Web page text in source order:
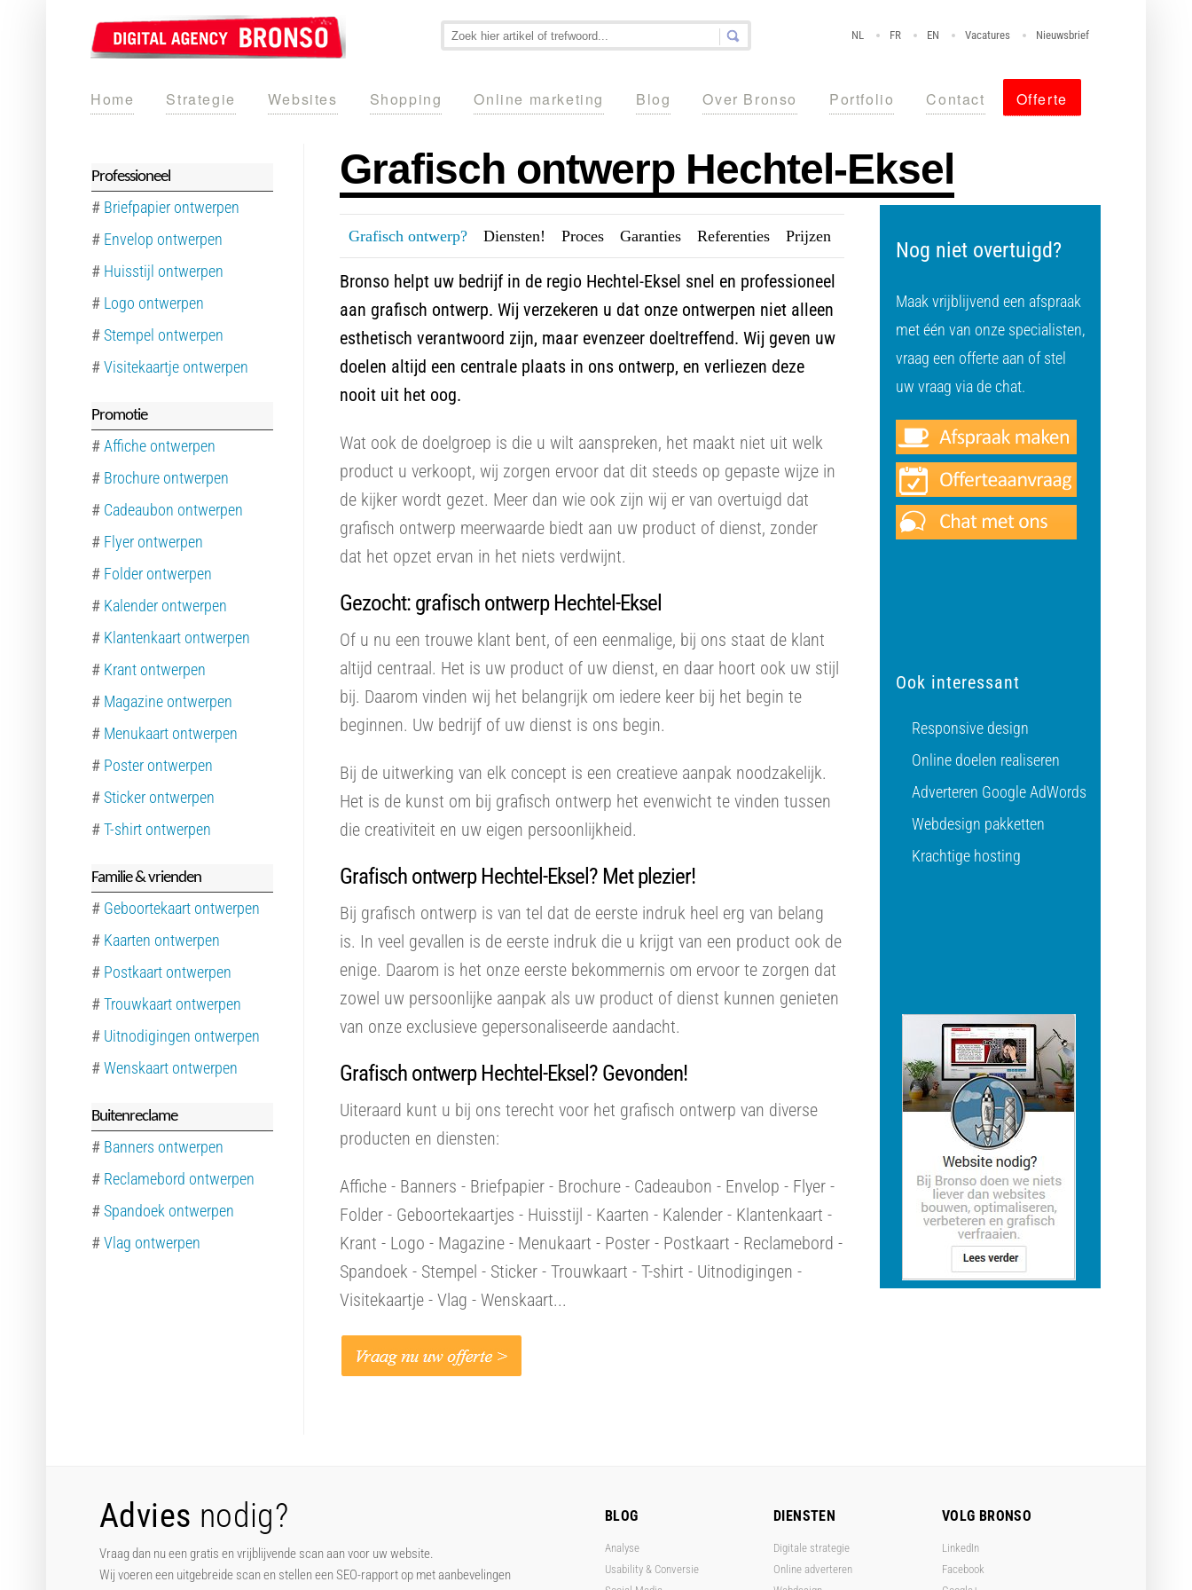
NL FR EN Vacatures Nieuwsbrief
Home Strategie Websites Shopping Online marketing Blog Over Bronso Portfolio Contact Offerte
Grafisch ontwerp Hechtel-Eksel
Nog niet overtuigd?
Maak vrijblijvend een afspraak
met één van onze specialisten,
vraag een offerte aan of stel
uw vraag via de chat.
Ook interessant
Responsive design
Online doelen realiseren
Adverteren Google AdWords
Webdesign pakketten
Krachtige hosting
Grafisch ontwerp?--- Diensten! Proces--- Garanties--- Referenties--- Prijzen
Bronso helpt uw bedrijf in de regio Hechtel-Eksel snel en professioneel
aan grafisch ontwerp. Wij verzekeren u dat onze ontwerpen niet alleen
esthetisch verantwoord zijn, maar evenzeer doeltreffend. Wij geven uw
doelen altijd een centrale plaats in ons ontwerp, en verliezen deze
nooit uit het oog.
Wat ook de doelgroep is die u wilt aanspreken, het maakt niet uit welk
product u verkoopt, wij zorgen ervoor dat dit steeds op gepaste wijze in
de kijker wordt gezet. Meer dan wie ook zijn wij er van overtuigd dat
grafisch ontwerp meerwaarde biedt aan uw product of dienst, zonder
dat het opzet ervan in het niets verdwijnt.
Gezocht: grafisch ontwerp Hechtel-Eksel
Of u nu een trouwe klant bent, of een eenmalige, bij ons staat de klant
altijd centraal. Het is uw product of uw dienst, en daar hoort ook uw stijl
bij. Daarom vinden wij het belangrijk om iedere keer bij het begin te
beginnen. Uw bedrijf of uw dienst is ons begin.
Bij de uitwerking van elk concept is een creatieve aanpak noodzakelijk.
Het is de kunst om bij grafisch ontwerp het evenwicht te vinden tussen
die creativiteit en uw eigen persoonlijkheid.
Grafisch ontwerp Hechtel-Eksel? Met plezier!
Bij grafisch ontwerp is van tel dat de eerste indruk heel erg van belang
is. In veel gevallen is de eerste indruk die u krijgt van een product ook de
enige. Daarom is het onze eerste bekommernis om ervoor te zorgen dat
zowel uw persoonlijke aanpak als uw product of dienst kunnen genieten
van onze exclusieve gepersonaliseerde aandacht.
Grafisch ontwerp Hechtel-Eksel? Gevonden!
Uiteraard kunt u bij ons terecht voor het grafisch ontwerp van diverse
producten en diensten:
Affiche - Banners - Briefpapier - Brochure - Cadeaubon - Envelop - Flyer -
Folder - Geboortekaartjes - Huisstijl - Kaarten - Kalender - Klantenkaart -
Krant - Logo - Magazine - Menukaart - Poster - Postkaart - Reclamebord -
Spandoek - Stempel - Sticker - Trouwkaart - T-shirt - Uitnodigingen -
Visitekaartje - Vlag - Wenskaart...
Professioneel
# Briefpapier ontwerpen
# Envelop ontwerpen
# Huisstijl ontwerpen
# Logo ontwerpen
#Stempel ontwerpen
#Visitekaartje ontwerpen
Promotie
#Affiche ontwerpen
# Brochure ontwerpen
# Cadeaubon ontwerpen
# Flyer ontwerpen
# Folder ontwerpen
# Kalender ontwerpen
# Klantenkaart ontwerpen
# Krant ontwerpen
# Magazine ontwerpen
# Menukaart ontwerpen
# Poster ontwerpen
#Sticker ontwerpen
#T-shirt ontwerpen
Familie & vrienden
# Geboortekaart ontwerpen
# Kaarten ontwerpen
# Postkaart ontwerpen
#Trouwkaart ontwerpen
# Uitnodigingen ontwerpen
#Wenskaart ontwerpen
Buitenreclame
# Banners ontwerpen
# Reclamebord ontwerpen
#Spandoek ontwerpen
#Vlag ontwerpen
Advies nodig?
Vraag dan nu een gratis en vrijblijvende scan aan voor uw website.
Wij voeren een uitgebreide scan en stellen een SEO-rapport op met aanbevelingen
BLOG
Analyse
Usability & Conversie
DIENSTEN
Digitale strategie
Online adverteren
VOLG BRONSO
LinkedIn
Facebook